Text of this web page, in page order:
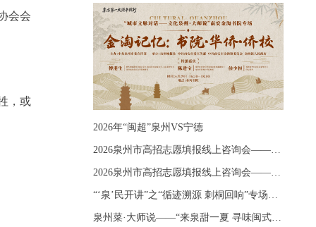
会会
，或
2026年“闽超”泉州VS宁德